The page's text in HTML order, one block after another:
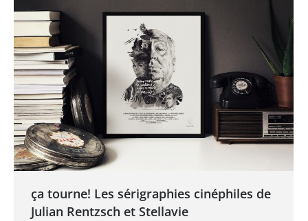
ça tourne! Les sérigraphies cinéphiles de
Julian Rentzsch et Stellavie